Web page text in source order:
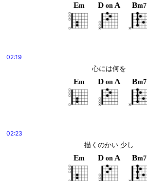
Em D on A Bm7
02:19
心には何を
Em D on A Bm7
02:23
描くのかい 少し
Em D on A Bm7